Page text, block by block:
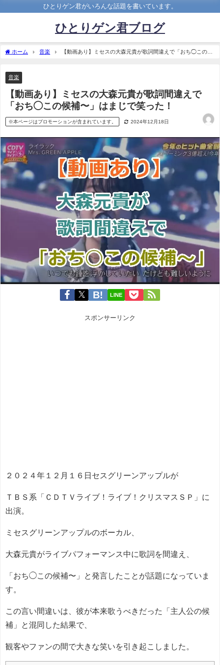
ひとりゲン君がいろんな話題を書いています。
ひとりゲン君ブログ
ホーム 音楽
【動画あり】ミセスの大森元貴が歌詞間違えで「おち◯この候
音楽
【動画あり】ミセスの大森元貴が歌詞間違えで
「おち◯この候補〜」はまじで笑った！
※本ページはプロモーションが含まれています。 2024年12月18日
LINE
スポンサーリンク
２０２４年１２月１６日セスグリーンアップルが
ＴＢＳ系「ＣＤＴＶライブ！ライブ！クリスマスＳＰ」に
出演。
ミセスグリーンアップルのボーカル、
大森元貴がライブパフォーマンス中に歌詞を間違え、
「おち◯この候補〜」と発言したことが話題になっていま
す。
この言い間違いは、彼が本来歌うべきだった「主人公の候
補」と混同した結果で、
観客やファンの間で大きな笑いを引き起こしました。